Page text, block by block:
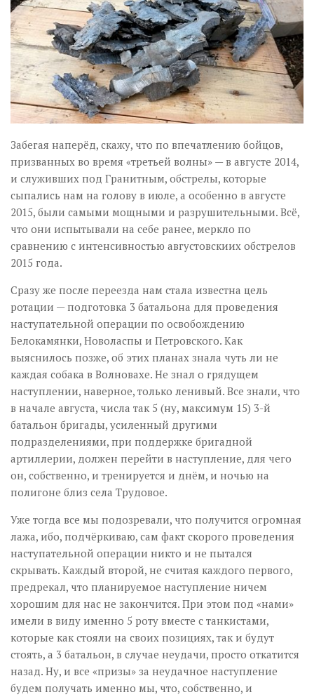
Забегая наперёд, скажу, что по впечатлению бойцов,
призванных во время «третьей волны» — в августе 2014,
и служивших под Гранитным, обстрелы, которые
сыпались нам на голову в июле, а особенно в августе
2015, были самыми мощными и разрушительными. Всё,
что они испытывали на себе ранее, меркло по
сравнению с интенсивностью августовскиих обстрелов
2015 года.
Сразу же после переезда нам стала известна цель
ротации — подготовка 3 батальона для проведения
наступательной операции по освобождению
Белокамянки, Новоласпы и Петровского. Как
выяснилось позже, об этих планах знала чуть ли не
каждая собака в Волновахе. Не знал о грядущем
наступлении, наверное, только ленивый. Все знали, что
в начале августа, числа так 5 (ну, максимум 15) 3-й
батальон бригады, усиленный другими
подразделениями, при поддержке бригадной
артиллерии, должен перейти в наступление, для чего
он, собственно, и тренируется и днём, и ночью на
полигоне близ села Трудовое.
Уже тогда все мы подозревали, что получится огромная
лажа, ибо, подчёркиваю, сам факт скорого проведения
наступательной операции никто и не пытался
скрывать. Каждый второй, не считая каждого первого,
предрекал, что планируемое наступление ничем
хорошим для нас не закончится. При этом под «нами»
имели в виду именно 5 роту вместе с танкистами,
которые как стояли на своих позициях, так и будут
стоять, а 3 батальон, в случае неудачи, просто откатится
назад. Ну, и все «призы» за неудачное наступление
будем получать именно мы, что, собственно, и